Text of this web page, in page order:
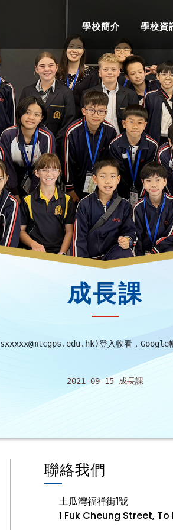
學校簡介 學校資
成長課
sxxxxx@mtcgps.edu.hk)登入收看，Google
2021-09-15 成長課
聯絡我們
土瓜灣福祥街1號
1 Fuk Cheung Street,